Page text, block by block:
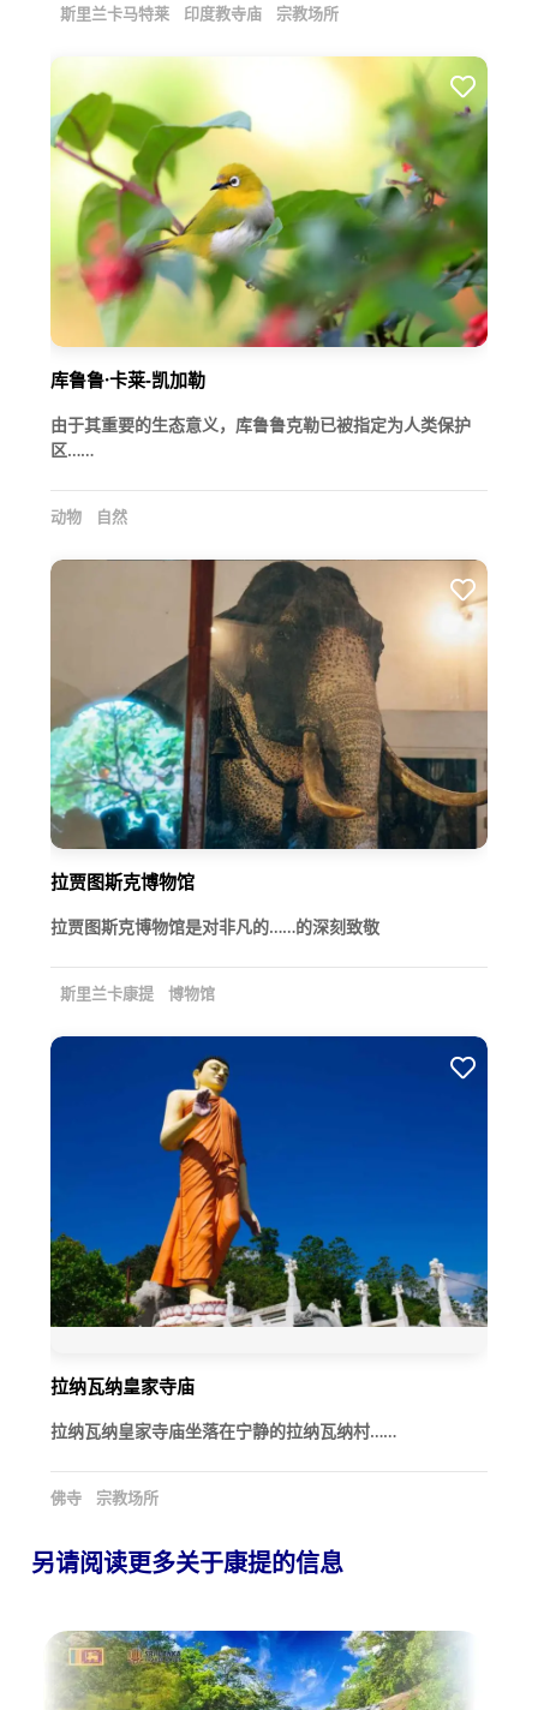
斯里兰卡马特莱 印度教寺庙 宗教场所
库鲁鲁·卡莱-凯加勒
由于其重要的生态意义，库鲁鲁克勒已被指定为人类保护
区……
动物 自然
拉贾图斯克博物馆
拉贾图斯克博物馆是对非凡的……的深刻致敬
斯里兰卡康提 博物馆
拉纳瓦纳皇家寺庙
拉纳瓦纳皇家寺庙坐落在宁静的拉纳瓦纳村……
佛寺 宗教场所
另请阅读更多关于康提的信息